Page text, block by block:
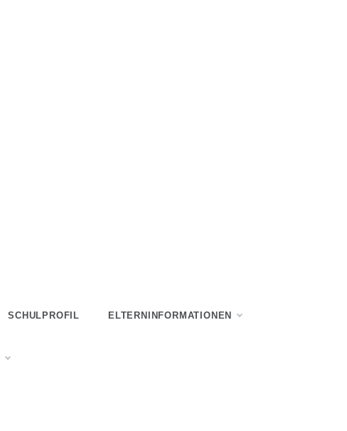
SCHULPROFIL ELTERNINFORMATIONEN